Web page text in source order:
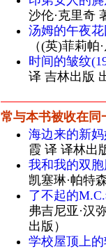
沙伦·克里奇
汤姆的午夜
（(英)菲莉
时间的皱纹
译 吉林出版
常与本书被收在同
海边来的新
霞 译 译林出
我和我的双
凯塞琳·帕特
了不起的
弗吉尼亚·汉
出版）
学校屋顶上